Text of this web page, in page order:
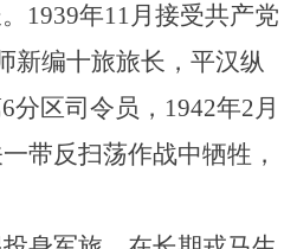
1939年11月接受共产党
新编十旅旅长，平汉纵
分区司令员，1942年2月
带反扫荡作战中牺牲，